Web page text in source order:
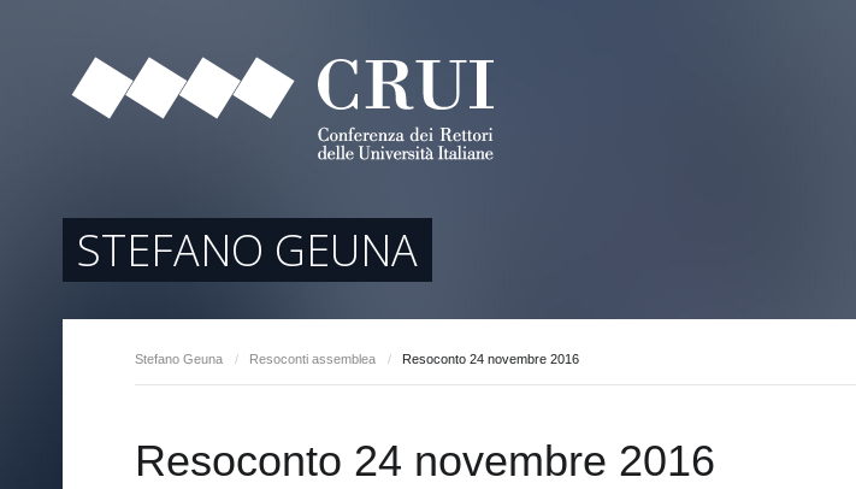
STEFANO GEUNA
Stefano Geuna / Resoconti assemblea / Resoconto 24 novembre 2016
Resoconto 24 novembre 2016